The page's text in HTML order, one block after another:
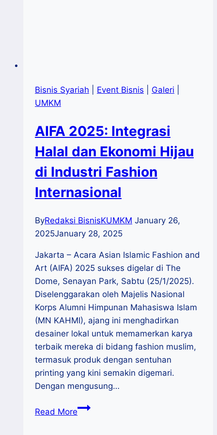
Bisnis Syariah Event Bisnis Galeri
UMKM
AIFA 2025: Integrasi
Halal dan Ekonomi Hijau
di Industri Fashion
Internasional
ByRedaksi BisnisKUMKM January 26,
2025January 28, 2025
Jakarta – Acara Asian Islamic Fashion and
Art (AIFA) 2025 sukses digelar di The
Dome, Senayan Park, Sabtu (25/1/2025).
Diselenggarakan oleh Majelis Nasional
Korps Alumni Himpunan Mahasiswa Islam
(MN KAHMI), ajang ini menghadirkan
desainer lokal untuk memamerkan karya
terbaik mereka di bidang fashion muslim,
termasuk produk dengan sentuhan
printing yang kini semakin digemari.
Dengan mengusung…
Read MoreAIFA